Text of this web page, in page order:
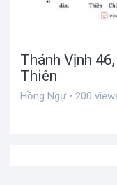
Thánh Vịnh
Thiên
Hồng Ngự • 200